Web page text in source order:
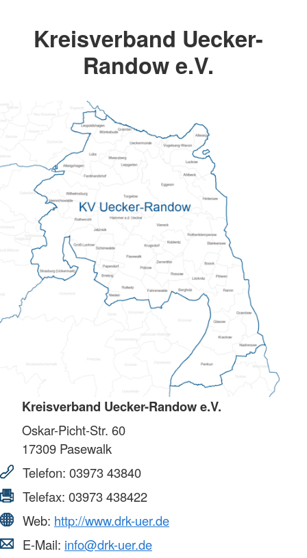
Kreisverband Uecker-
Randow e.V.
Kreisverband Uecker-Randow e.V.
Oskar-Picht-Str. 60
17309 Pasewalk
Telefon: 03973 43840
Telefax: 03973 438422
Web: http://www.drk-uer.de
E-Mail: info@drk-uer.de